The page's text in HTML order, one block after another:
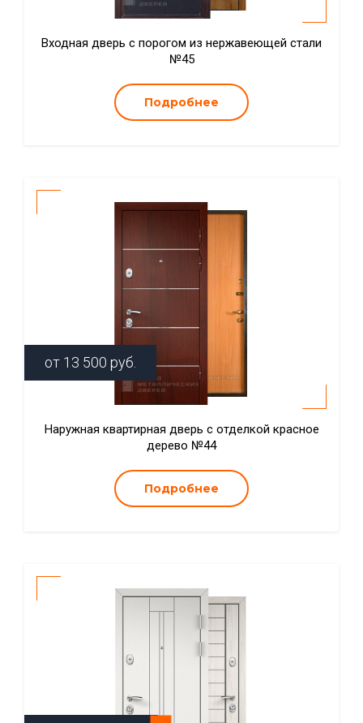
Входная дверь с порогом из нержавеющей стали
№45
Подробнее
от 13 500 руб.
Наружная квартирная дверь с отделкой красное
дерево №44
Подробнее